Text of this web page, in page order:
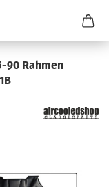
90 Rahmen